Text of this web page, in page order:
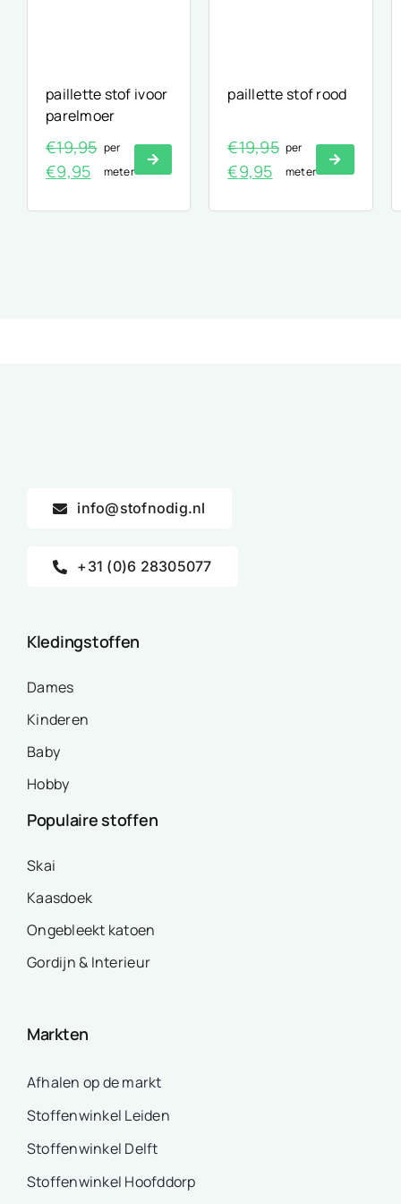
paillette stof ivoor
parelmoer
€19,95
Oorspronkelijke
€9,95Huidige
per
meter
paillette stof rood
€19,95
Oorspronkelijke
€9,95Huidige
per
meter
info@stofnodig.nl
+31 (0)6 28305077
Kledingstoffen
Dames
Kinderen
Baby
Hobby
Populaire stoffen
Skai
Kaasdoek
Ongebleekt katoen
Gordijn & Interieur
Markten
Afhalen op de markt
Stoffenwinkel Leiden
Stoffenwinkel Delft
Stoffenwinkel Hoofddorp